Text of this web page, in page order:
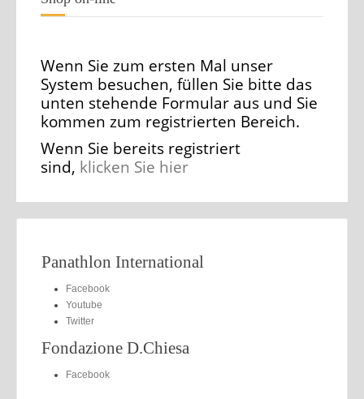
Wenn Sie zum ersten Mal unser
System besuchen, füllen Sie bitte das
unten stehende Formular aus und Sie
kommen zum registrierten Bereich.
Wenn Sie bereits registriert
sind, klicken Sie hier
Panathlon International
Facebook
Youtube
Twitter
Fondazione D.Chiesa
Facebook